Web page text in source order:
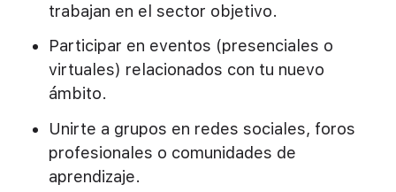
trabajan en el sector objetivo.
Participar en eventos (presenciales o
virtuales) relacionados con tu nuevo
ámbito.
Unirte a grupos en redes sociales, foros
profesionales o comunidades de
aprendizaje.